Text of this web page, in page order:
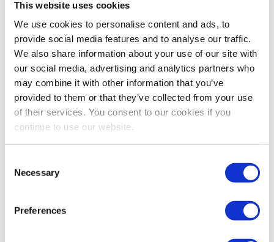
This website uses cookies
We use cookies to personalise content and ads, to
provide social media features and to analyse our traffic.
We also share information about your use of our site with
our social media, advertising and analytics partners who
may combine it with other information that you’ve
provided to them or that they’ve collected from your use
of their services. You consent to our cookies if you
continue to use our website.
Selection
Necessary
Preferences
consistently being updated with new products. We can also
find the equipment you require for your application.
Please contact us directly at (323) 268-3380 to speak with a
Trader, via email at sales@impcorporation.com or simply
access the form to the right.
CONTACT
Nombre completo
Email
Teléfono